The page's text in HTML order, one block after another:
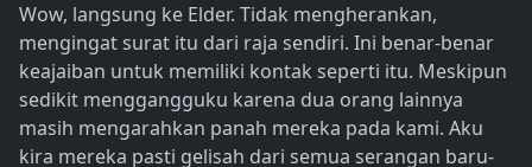
Wow, langsung ke Elder. Tidak mengherankan,
mengingat surat itu dari raja sendiri. Ini benar-benar
keajaiban untuk memiliki kontak seperti itu. Meskipun
sedikit menggangguku karena dua orang lainnya
masih mengarahkan panah mereka pada kami. Aku
kira mereka pasti gelisah dari semua serangan baru-